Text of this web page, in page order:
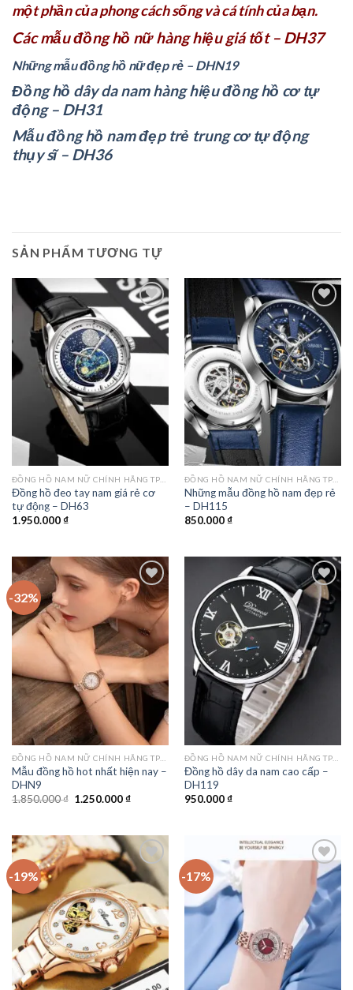
một phần của phong cách sống và cá tính của bạn.
Các mẫu đồng hồ nữ hàng hiệu giá tốt – DH37
Những mẫu đồng hồ nữ đẹp rẻ – DHN19
Đồng hồ dây da nam hàng hiệu đồng hồ cơ tự
động – DH31
Mẫu đồng hồ nam đẹp trẻ trung cơ tự động
thụy sĩ – DH36
SẢN PHẨM TƯƠNG TỰ
Add to
wishlist
Đồng hồ đeo tay nam giá rẻ cơ
tự động – DH63
1.950.000₫
Add to
wishlist
Những mẫu đồng hồ nam đẹp rẻ
– DH115
850.000₫
-32%
Add to
wishlist
Mẫu đồng hồ hot nhất hiện nay –
DHN9
1.850.000₫ Giá
1.250.000₫Giá
1.250.000 ₫.
Add to
wishlist
Đồng hồ dây da nam cao cấp –
DH119
950.000₫
-19%
Add to
wishlist
-17%
Add to
wishlist